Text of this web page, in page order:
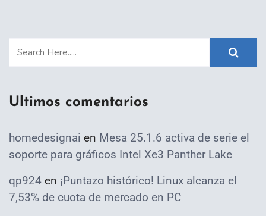
Ultimos comentarios
homedesignai en Mesa 25.1.6 activa de serie el
soporte para gráficos Intel Xe3 Panther Lake
qp924 en ¡Puntazo histórico! Linux alcanza el
7,53% de cuota de mercado en PC